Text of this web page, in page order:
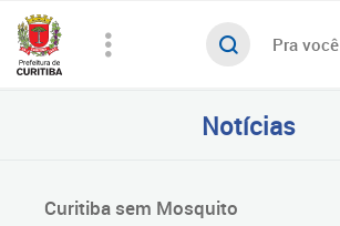
Pra você
Notícias
Curitiba sem Mosquito